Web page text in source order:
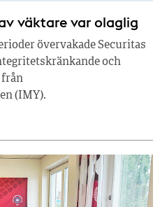
väktare var olaglig
övervakade Securitas
och
från
(IMY).